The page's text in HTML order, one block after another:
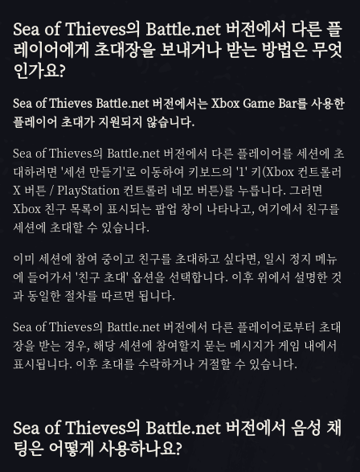
Sea of Thieves의 Battle.net 버전에서 다른 플
레이어에게 초대장을 보내거나 받는 방법은 무엇
인가요?
Sea of Thieves Battle.net 버전에서는 Xbox Game Bar를 사용한
플레이어 초대가 지원되지 않습니다.
Sea of Thieves의 Battle.net 버전에서 다른 플레이어를 세션에 초
대하려면 '세션 만들기'로 이동하여 키보드의 '1' 키(Xbox 컨트롤러
X 버튼 / PlayStation 컨트롤러 네모 버튼)를 누릅니다. 그러면
Xbox 친구 목록이 표시되는 팝업 창이 나타나고, 여기에서 친구를
세션에 초대할 수 있습니다.
이미 세션에 참여 중이고 친구를 초대하고 싶다면, 일시 정지 메뉴
에 들어가서 '친구 초대' 옵션을 선택합니다. 이후 위에서 설명한 것
과 동일한 절차를 따르면 됩니다.
Sea of Thieves의 Battle.net 버전에서 다른 플레이어로부터 초대
장을 받는 경우, 해당 세션에 참여할지 묻는 메시지가 게임 내에서
표시됩니다. 이후 초대를 수락하거나 거절할 수 있습니다.
Sea of Thieves의 Battle.net 버전에서 음성 채
팅은 어떻게 사용하나요?